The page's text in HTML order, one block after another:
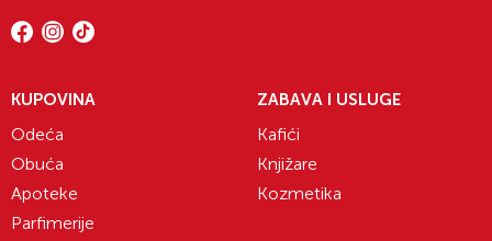
KUPOVINA
Odeća
Obuća
Apoteke
Parfimerije
ZABAVA I USLUGE
Kafići
Knjižare
Kozmetika